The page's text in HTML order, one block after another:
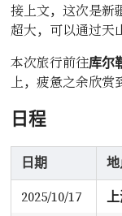
接上文，这次是新
超大，可以通过天
本次旅行前往库尔
上，疲惫之余欣赏
日程
日期
2025/10/17